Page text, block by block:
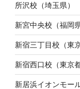
所沢校（埼玉県）
新宮中央校（福岡県
新宿三丁目校（東
新宿西口校（東京都
新居浜イオンモー